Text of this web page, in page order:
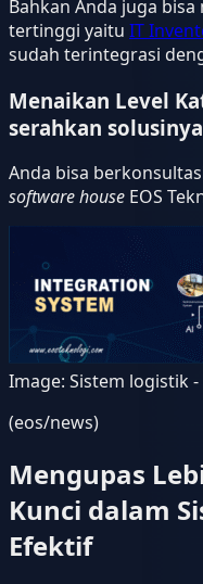
Bahkan Anda juga
tertinggi yaitu IT
sudah terintegrasi
Menaikan Level
serahkan
Anda bisa
software house EOS
Image: Sistem logistik -
(eos/news)
Mengupas
Kunci dalam
Efektif